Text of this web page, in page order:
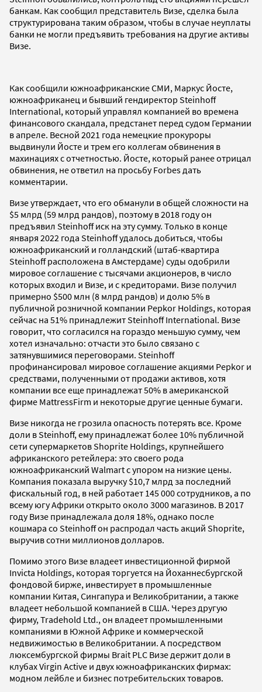
банкам. Как сообщил представитель Визе, сделка была
структурирована таким образом, чтобы в случае неуплаты
банки не могли предъявить требования на другие активы
Визе.
Как сообщили южноафриканские СМИ, Маркус Йосте,
южноафриканец и бывший гендиректор Steinhoff
International, который управлял компанией во времена
финансового скандала, предстанет перед судом Германии
в апреле. Весной 2021 года немецкие прокуроры
выдвинули Йосте и трем его коллегам обвинения в
махинациях с отчетностью. Йосте, который ранее отрицал
обвинения, не ответил на просьбу Forbes дать
комментарии.
Визе утверждает, что его обманули в общей сложности на
$5 млрд (59 млрд рандов), поэтому в 2018 году он
предъявил Steinhoff иск на эту сумму. Только в конце
января 2022 года Steinhoff удалось добиться, чтобы
южноафриканский и голландский (штаб-квартира
Steinhoff расположена в Амстердаме) суды одобрили
мировое соглашение с тысячами акционеров, в число
которых входил и Визе, и с кредиторами. Визе получил
примерно $500 млн (8 млрд рандов) и долю 5% в
публичной розничной компании Pepkor Holdings, которая
сейчас на 51% принадлежит Steinhoff International. Визе
говорит, что согласился на гораздо меньшую сумму, чем
хотел изначально: отчасти это было связано с
затянувшимися переговорами. Steinhoff
профинансировал мировое соглашение акциями Pepkor и
средствами, полученными от продажи активов, хотя
компании все еще принадлежат 50% в американской
фирме MattressFirm и некоторые другие ценные бумаги.
Визе никогда не грозила опасность потерять все. Кроме
доли в Steinhoff, ему принадлежат более 10% публичной
сети супермаркетов Shoprite Holdings, крупнейшего
африканского ретейлера: это своего рода
южноафриканский Walmart с упором на низкие цены.
Компания показала выручку $10,7 млрд за последний
фискальный год, в ней работает 145 000 сотрудников, а по
всему югу Африки открыто около 3000 магазинов. В 2017
году Визе принадлежала доля 18%, однако после
кошмара со Steinhoff он распродал часть акций Shoprite,
выручив сотни миллионов долларов.
Помимо этого Визе владеет инвестиционной фирмой
Invicta Holdings, которая торгуется на Йоханнесбургской
фондовой бирже, инвестирует в промышленные
компании Китая, Сингапура и Великобритании, а также
владеет небольшой компанией в США. Через другую
фирму, Tradehold Ltd., он владеет промышленными
компаниями в Южной Африке и коммерческой
недвижимостью в Великобритании. А посредством
люксембургской фирмы Brait PLC Визе держит доли в
клубах Virgin Active и двух южноафриканских фирмах:
модном лейбле и бизнес потребительских товаров.